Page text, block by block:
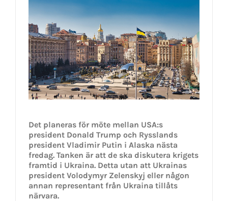
Det planeras för möte mellan USA:s
president Donald Trump och Rysslands
president Vladimir Putin i Alaska nästa
fredag. Tanken är att de ska diskutera krigets
framtid i Ukraina. Detta utan att Ukrainas
president Volodymyr Zelenskyj eller någon
annan representant från Ukraina tillåts
närvara.